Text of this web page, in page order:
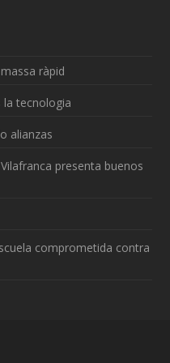
ràpid
la tecnologia
alianzas
presenta buenos
comprometida contra